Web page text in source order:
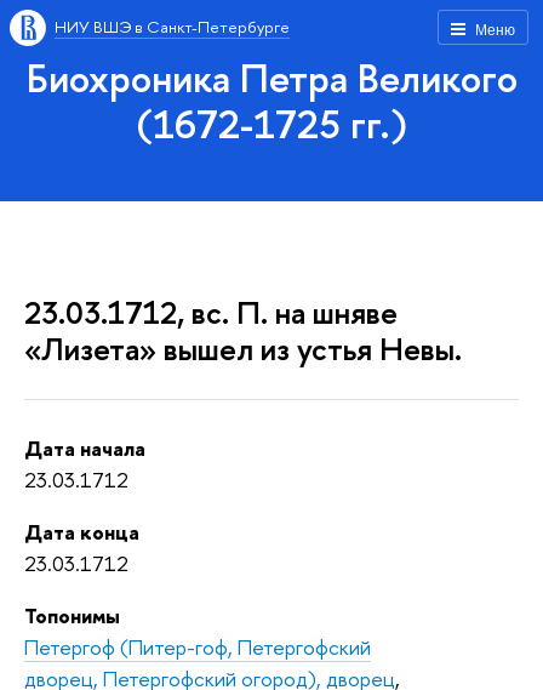
Меню
НИУ ВШЭ в Санкт-Петербурге
Биохроника Петра Великого
(1672-1725 гг.)
23.03.1712, вс. П. на шняве
«Лизета» вышел из устья Невы.
Дата начала
23.03.1712
Дата конца
23.03.1712
Топонимы
Петергоф (Питер-гоф, Петергофский
дворец, Петергофский огород), дворец,